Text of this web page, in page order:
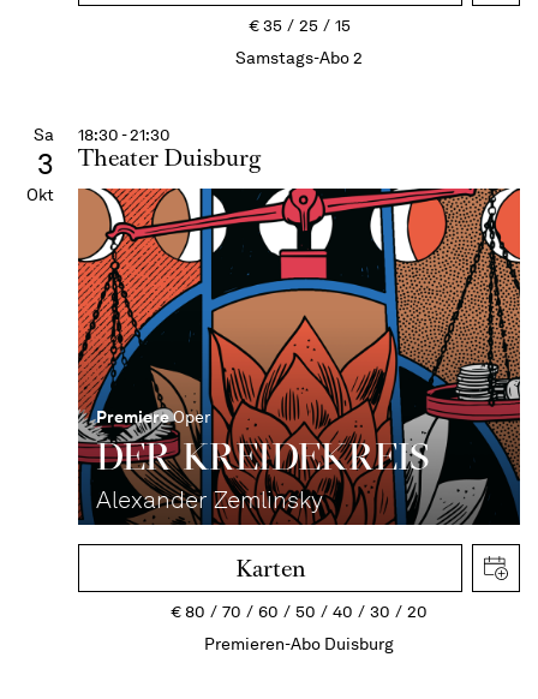
€35 25
15
Samstags-Abo 2
Sa
3
Okt
18:30 - 21:30
Theater Duisburg
PremiereOper
DER KREIDE­KREIS
Alexander Zemlinsky
Karten
€80 70 60 50 40 30
20
Premieren-Abo Duisburg